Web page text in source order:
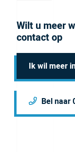
Wilt u meer
contact op
Ik wil meer
Bel naar